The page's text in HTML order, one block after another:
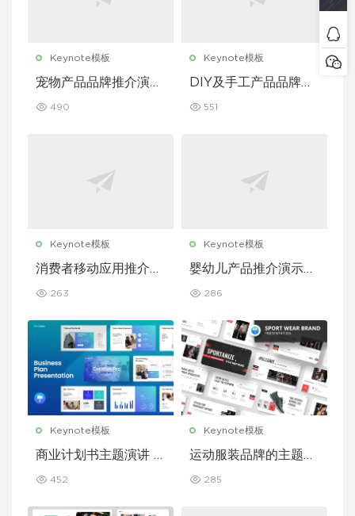
Keynote模板
宠物产品品牌推介演示
e 模板
490
Keynote模板
DIY及手工产品品牌推
eynote 模板
551
Keynote模板
消费者移动应用推介演
ote 模板
263
Keynote模板
婴幼儿产品推介演示文
模板
286
Keynote模板
商业计划书主题演讲 K
452
Keynote模板
运动服装品牌的主题演
285